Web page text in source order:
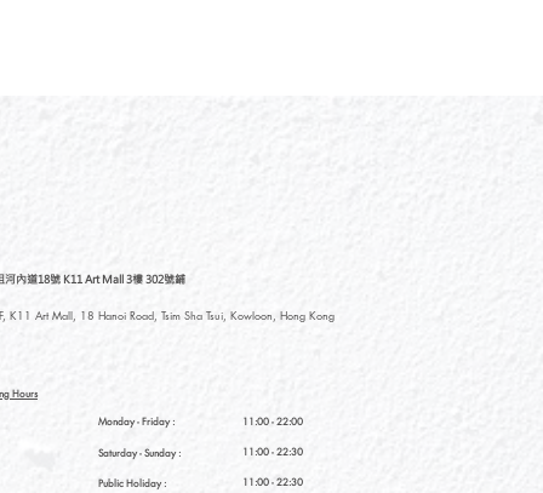
11:00 - 22:00
11:00 - 22:30
11:00 - 22:30
河內道18號 K11 Art Mall 3樓 302號鋪
K11 Art Mall, 18 Hanoi Road, Tsim Sha Tsui, Kowloon, Hong Kong
Hours
Monday - Friday :
Saturday- Sunday :
Public Holiday :